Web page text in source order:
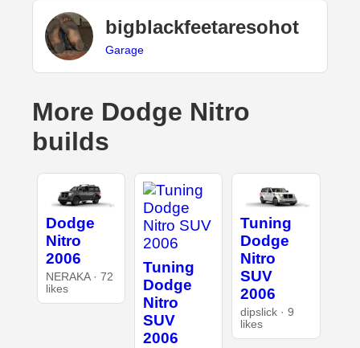
bigblackfeetaresohot
Garage
More Dodge Nitro
builds
Dodge
Nitro
2006
NERAKA · 72
likes
Tuning
Dodge
Nitro
SUV
2006
Tuning
Dodge
Nitro
SUV
2006
dipslick · 9
likes